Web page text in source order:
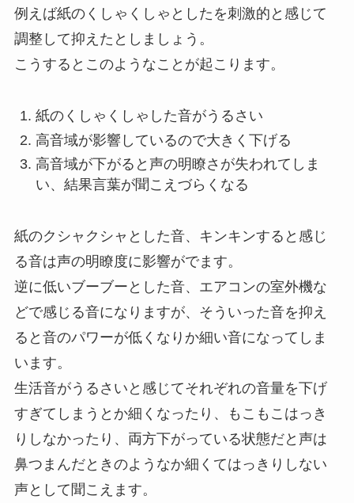
例えば紙のくしゃくしゃとしたを刺激的と感じて
調整して抑えたとしましょう。
こうするとこのようなことが起こります。
紙のくしゃくしゃした音がうるさい
高音域が影響しているので大きく下げる
高音域が下がると声の明瞭さが失われてしま
い、結果言葉が聞こえづらくなる
紙のクシャクシャとした音、キンキンすると感じ
る音は声の明瞭度に影響がでます。
逆に低いブーブーとした音、エアコンの室外機な
どで感じる音になりますが、そういった音を抑え
ると音のパワーが低くなりか細い音になってしま
います。
生活音がうるさいと感じてそれぞれの音量を下げ
すぎてしまうとか細くなったり、もこもこはっき
りしなかったり、両方下がっている状態だと声は
鼻つまんだときのようなか細くてはっきりしない
声として聞こえます。